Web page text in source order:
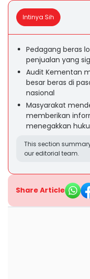
Intinya Sih
Pedagang beras
penjualan yang
Audit Kementan
besar beras di
nasional
Masyarakat
memberikan
menegakkan
This section
our editorial team.
Share Article